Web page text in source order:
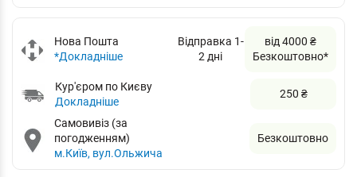
Нова Пошта
*Докладніше
Відправка 1-
2 дні
від 4000 ₴
Безкоштовно*
Кур'єром по Києву
Докладніше
250 ₴
Самовивіз (за
погодженням)
м.Київ, вул.Ольжича
Безкоштовно